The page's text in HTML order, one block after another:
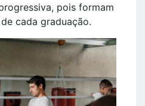
pois formam
cada graduação.